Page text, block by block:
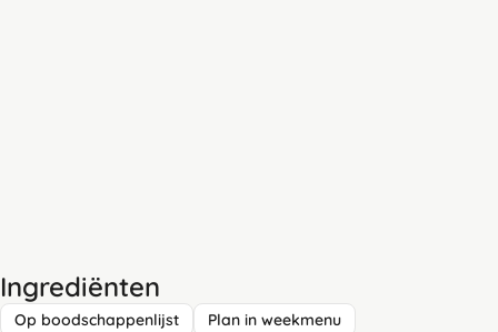
Ingrediënten
Op boodschappenlijst Plan in weekmenu